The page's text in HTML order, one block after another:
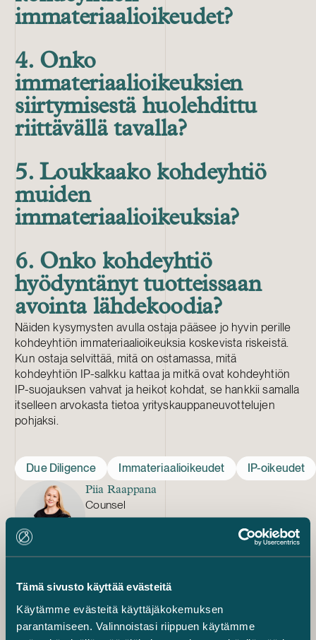
Tämä sivusto käyttää evästeitä
Käytämme evästeitä käyttäjäkokemuksen
parantamiseen. Valinnoistasi riippuen käytämme
immateriaalioikeudet?
4. Onko
immateriaalioikeuksien
siirtymisestä huolehdittu
riittävällä tavalla?
5. Loukkaako kohdeyhtiö
muiden
immateriaalioikeuksia?
6. Onko kohdeyhtiö
hyödyntänyt tuotteissaan
avointa lähdekoodia?
Näiden kysymysten avulla ostaja pääsee jo hyvin perille
kohdeyhtiön immateriaalioikeuksia koskevista riskeistä.
Kun ostaja selvittää, mitä on ostamassa, mitä
kohdeyhtiön IP-salkku kattaa ja mitkä ovat kohdeyhtiön
IP-suojauksen vahvat ja heikot kohdat, se hankkii samalla
itselleen arvokasta tietoa yrityskauppaneuvottelujen
pohjaksi.
Due Diligence Immateriaalioikeudet IP-oikeudet
Piia Raappana
Counsel
Annamari Friskopf
+358 20 776 5467
annamari.friskopf@castren.fi